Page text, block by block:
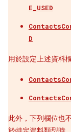
E_USED
D
用於設定上述資料
此外，下列欄位也